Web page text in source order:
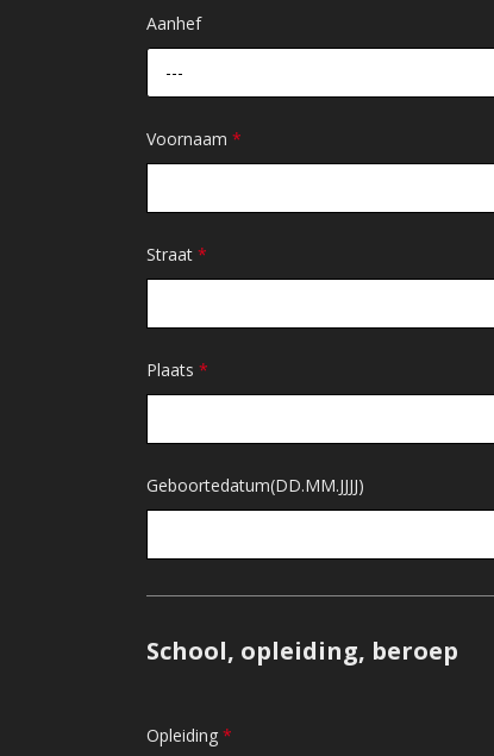
Aanhef
---
Voornaam *
Straat *
Plaats *
Geboortedatum(DD.MM.JJJJ)
School, opleiding, beroep
Opleiding *